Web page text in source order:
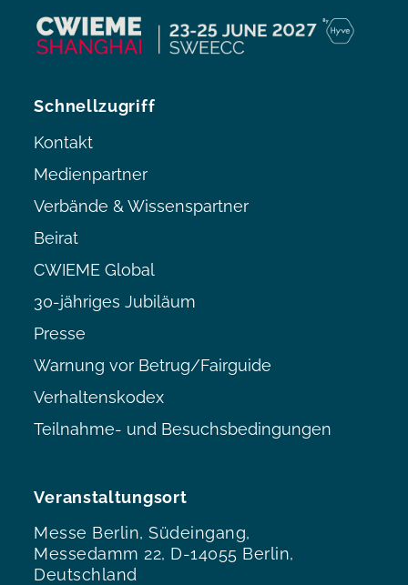
Veranstaltungsort
Messe Berlin, Südeingang,
Messedamm 22, D-14055 Berlin,
Deutschland
Schnellzugriff
Kontakt
Medienpartner
Verbände & Wissenspartner
Beirat
CWIEME Global
30-jähriges Jubiläum
Presse
Warnung vor Betrug/Fairguide
Verhaltenskodex
Teilnahme- und Besuchsbedingungen